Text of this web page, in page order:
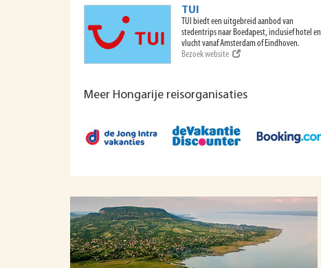
TUI
TUI biedt een uitgebreid aanbod van
stedentrips naar Boedapest, inclusief hotel en
vlucht vanaf Amsterdam of Eindhoven.
Bezoek website
Meer Hongarije reisorganisaties